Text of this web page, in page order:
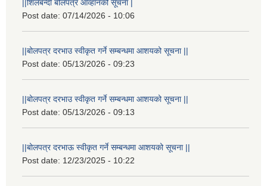
||शिलबन्दी बोलपत्र आव्हानको सूचना |
Post date: 07/14/2026 - 10:06
||बोलपत्र दरभाउ स्वीकृत गर्ने सम्बन्धमा आशयको सूचना ||
Post date: 05/13/2026 - 09:23
||बोलपत्र दरभाउ स्वीकृत गर्ने सम्बन्धमा आशयको सूचना ||
Post date: 05/13/2026 - 09:13
||बोलपत्र दरभाऊ स्वीकृत गर्ने सम्बन्धमा आशयको सूचना ||
Post date: 12/23/2025 - 10:22